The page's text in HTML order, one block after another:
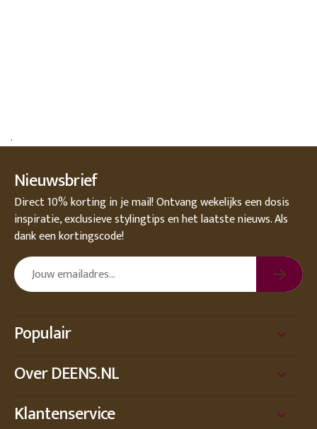
.
Nieuwsbrief
Direct 10% korting in je mail! Ontvang wekelijks een dosis
inspiratie, exclusieve stylingtips en het laatste nieuws. Als
dank een kortingscode!
Populair
Over DEENS.NL
Klantenservice